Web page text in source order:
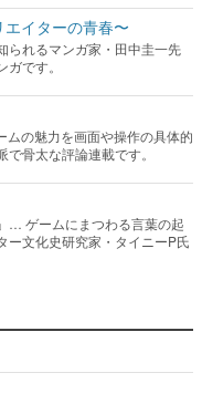
イターの青春〜
られるマンガ家・田中圭一先
です。
の魅力を画面や操作の具体的
骨太な評論連載です。
… ゲームにまつわる言葉の起
ー文化史研究家・タイニーP氏